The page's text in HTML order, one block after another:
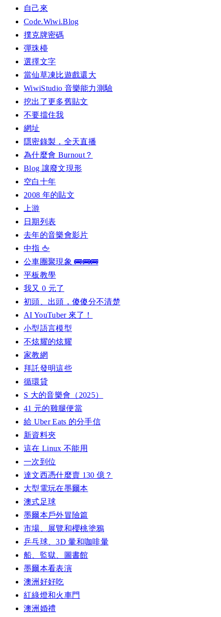
自己來
Code.Wiwi.Blog
撲克牌密碼
彈珠檯
選擇文字
當仙草凍比遊戲還大
WiwiStudio 音樂能力測驗
挖出了更多舊貼文
不要擋住我
網址
隱密錄製，全天直播
為什麼會 Burnout？
Blog 讓廢文現形
空白十年
2008 年的貼文
上游
日期列表
去年的音樂會影片
中指 🖕
公車團聚現象 🚌🚌🚌
平板教學
我又 0 元了
初頭、出頭，傻傻分不清楚
AI YouTuber 來了！
小型語言模型
不炫耀的炫耀
家教網
拜託發明這些
循環貸
S 大的音樂會（2025）
41 元的雞腿便當
給 Uber Eats 的分手信
新資料夾
這在 Linux 不能用
一次到位
達文西憑什麼賣 130 億？
大型電玩在墨爾本
澳式足球
墨爾本戶外冒險篇
市場、展覽和櫻桃塗鴉
乒乓球、3D 暈和咖啡暈
船、監獄、圖書館
墨爾本看表演
澳洲好好吃
紅綠燈和火車門
澳洲婚禮